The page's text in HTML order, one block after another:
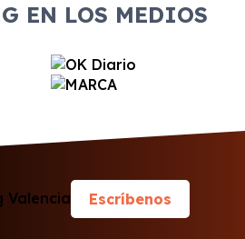
EN LOS MEDIOS
Escríbenos